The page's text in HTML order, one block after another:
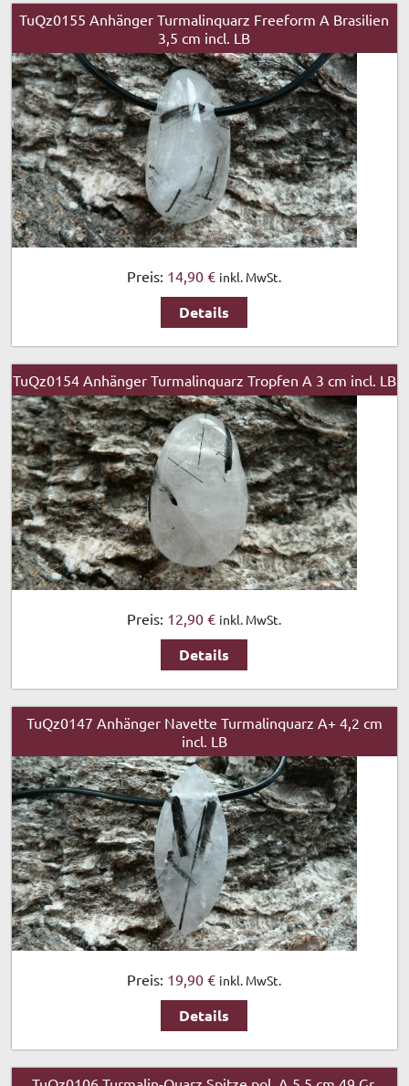
TuQz0155 Anhänger Turmalinquarz Freeform A Brasilien
3,5 cm incl. LB
Preis: 14,90 € inkl. MwSt.
Details
TuQz0154 Anhänger Turmalinquarz Tropfen A 3 cm incl. LB
Preis: 12,90 € inkl. MwSt.
Details
TuQz0147 Anhänger Navette Turmalinquarz A+ 4,2 cm
incl. LB
Preis: 19,90 € inkl. MwSt.
Details